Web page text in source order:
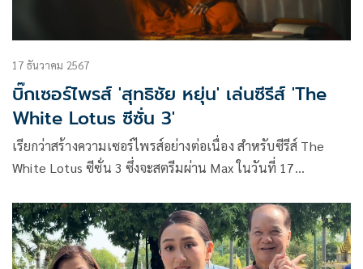
17 ธันวาคม 2567
บิ๊กเซอร์ไพรส์ 'สุทธิชัย หยุ่น' เล่นซีรีส์ 'The
White Lotus ซีซั่น 3'
เรียกว่าสร้างความเซอร์ไพรส์อย่างต่อเนื่อง สำหรับซีรีส์ The
White Lotus ซีซั่น 3 ซึ่งจะสตรีมผ่าน Max ในวันที่ 17
ลิซ่า BLACKPINK ไอดอลเกาหลีสัญชาติไทย ที่กระโดดลงมา
ชิมลางงานแสดงเป็นครั้งแรก ในบทของ มุก สาวพนักงาน
โรงแรม